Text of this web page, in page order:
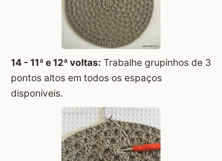
14 - 11ª e 12ª voltas: Trabalhe grupinhos de 3
pontos altos em todos os espaços
disponíveis.